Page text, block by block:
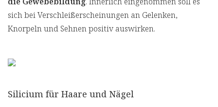
sich bei Verschleißerscheinungen an Gelenken,
Knorpeln und Sehnen positiv auswirken.
Silicium für Haare und Nägel